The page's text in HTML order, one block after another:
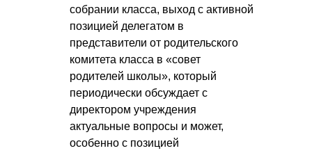
собрании класса, выход с активной
позицией делегатом в
представители от родительского
комитета класса в «совет
родителей школы», который
периодически обсуждает с
директором учреждения
актуальные вопросы и может,
особенно с позицией